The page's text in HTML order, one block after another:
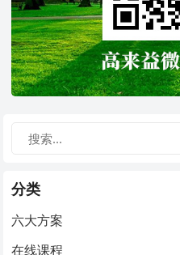
分类
六大方案
在线课程